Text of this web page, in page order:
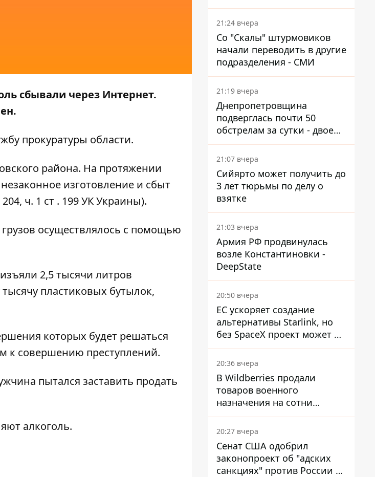
сбывали через Интернет.
прокуратуры области.
района. На протяжении
изготовление и сбыт
ч. 1 ст . 199 УК Украины).
осуществлялось с помощью
2,5 тысячи литров
пластиковых бутылок,
которых будет решаться
к совершению преступлений.
пытался заставить продать
алкоголь.
км от Украины
21:24 вчера
Со "Скалы" штурмовиков
начали переводить в другие
подразделения - СМИ
21:19 вчера
Днепропетровщина
подверглась почти 50
обстрелам за сутки - двое
погибших, шесть
пострадавших
21:07 вчера
Сийярто может получить до
3 лет тюрьмы по делу о
взятке
21:03 вчера
Армия РФ продвинулась
возле Константиновки -
DeepState
20:50 вчера
ЕС ускоряет создание
альтернативы Starlink, но
без SpaceX проект может не
обойтись
20:36 вчера
В Wildberries продали
товаров военного
назначения на сотни
миллионов, но удары ВСУ
изменили ситуацию
20:27 вчера
Сенат США одобрил
законопроект об "адских
санкциях" против России и